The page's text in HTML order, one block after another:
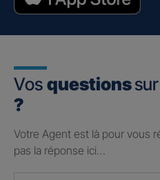
Vos questions
?
Votre Agent est là pour vous
pas la réponse ici…